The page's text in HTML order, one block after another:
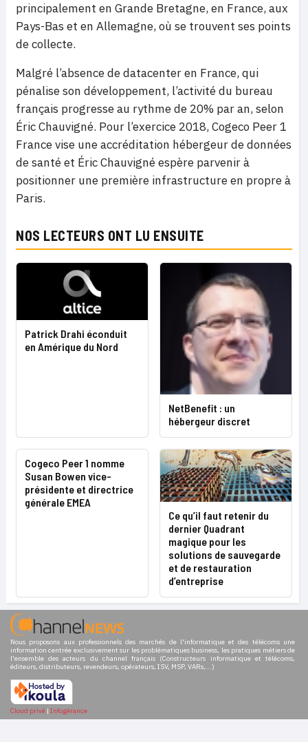
principalement en Grande Bretagne, en France, aux
Pays-Bas et en Allemagne, où se trouvent ses points
de collecte.
Malgré l’absence de datacenter en France, qui
pénalise son développement, l’activité du bureau
français progresse au rythme de 20% par an, selon
Éric Chauvigné. Pour l’exercice 2018, Cogeco Peer 1
France vise une accréditation hébergeur de données
de santé et Éric Chauvigné espère parvenir à
positionner une première infrastructure en propre à
Paris.
NOS LECTEURS ONT LU ENSUITE
Patrick Drahi éconduit
en Amérique du Nord
NetBenefit : un
hébergeur discret
Cogeco Peer 1 nomme
Susan Bowen vice-
présidente et directrice
générale EMEA
Ce qu’il faut retenir du
dernier Quadrant
magique pour les
solutions de sauvegarde
et de restauration
d’entreprise
Nous proposons aux professionnels des marchés de l'informatique et des télécoms une
information centrée exclusivement sur les problématiques business, les pratiques métiers de
l'ensemble des acteurs du channel français (Constructeurs informatique et télécoms,
éditeurs, distributeurs, revendeurs, opérateurs, ISV, MSP, VARs,...)
Cloud privé | Infogérance